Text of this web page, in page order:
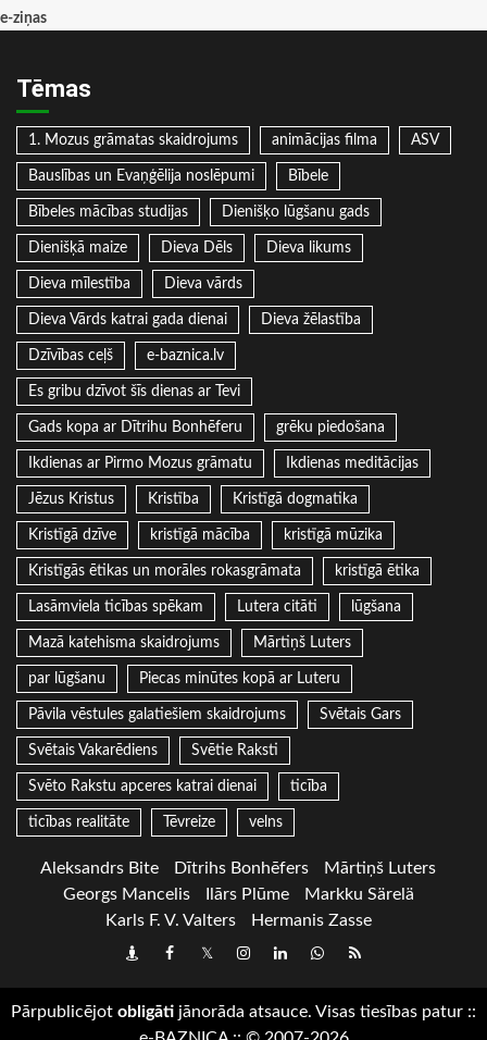
e-ziņas
Tēmas
1. Mozus grāmatas skaidrojums animācijas filma ASV
Bauslības un Evaņģēlija noslēpumi Bībele
Bībeles mācības studijas Dienišķo lūgšanu gads
Dienišķā maize Dieva Dēls Dieva likums
Dieva mīlestība Dieva vārds
Dieva Vārds katrai gada dienai Dieva žēlastība
Dzīvības ceļš e-baznica.lv
Es gribu dzīvot šīs dienas ar Tevi
Gads kopa ar Dītrihu Bonhēferu grēku piedošana
Ikdienas ar Pirmo Mozus grāmatu Ikdienas meditācijas
Jēzus Kristus Kristība Kristīgā dogmatika
Kristīgā dzīve kristīgā mācība kristīgā mūzika
Kristīgās ētikas un morāles rokasgrāmata kristīgā ētika
Lasāmviela ticības spēkam Lutera citāti lūgšana
Mazā katehisma skaidrojums Mārtiņš Luters
par lūgšanu Piecas minūtes kopā ar Luteru
Pāvila vēstules galatiešiem skaidrojums Svētais Gars
Svētais Vakarēdiens Svētie Raksti
Svēto Rakstu apceres katrai dienai ticība
ticības realitāte Tēvreize velns
Aleksandrs Bite Dītrihs Bonhēfers
Mārtiņš Luters
Georgs Mancelis
Ilārs Plūme
Markku Särelä
Karls F. V. Valters
Hermanis Zasse
DraugiemFacebook
TwitterInstagram
LinkedInwhatsapp
RSS
Pārpublicējot obligāti jānorāda atsauce. Visas tiesības patur ::